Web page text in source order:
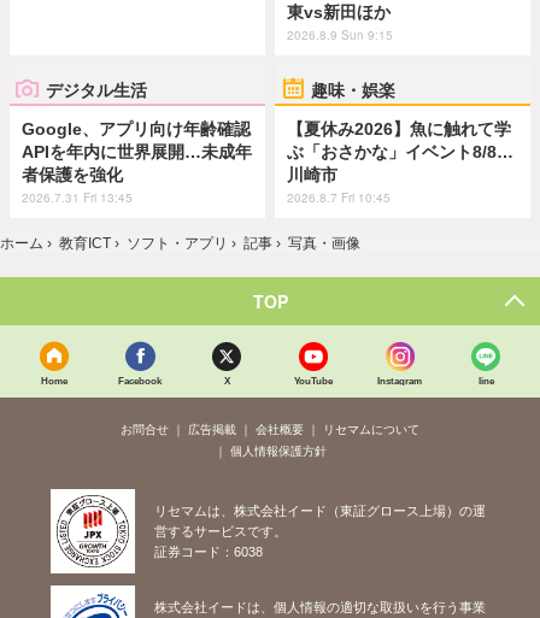
東vs新田ほか
2026.8.9 Sun 9:15
デジタル生活
Google、アプリ向け年齢確認
APIを年内に世界展開…未成年
者保護を強化
2026.7.31 Fri 13:45
趣味・娯楽
【夏休み2026】魚に触れて学
ぶ「おさかな」イベント8/8…
川崎市
2026.8.7 Fri 10:45
ホーム › 教育ICT › ソフト・アプリ › 記事 › 写真・画像
TOP
Home Facebook X YouTube Instagram line
お問合せ 広告掲載 会社概要
リセマムについて
個人情報保護方針
リセマムは、株式会社イード（東証グロース上場）の運
営するサービスです。
証券コード：6038
株式会社イードは、個人情報の適切な取扱いを行う事業